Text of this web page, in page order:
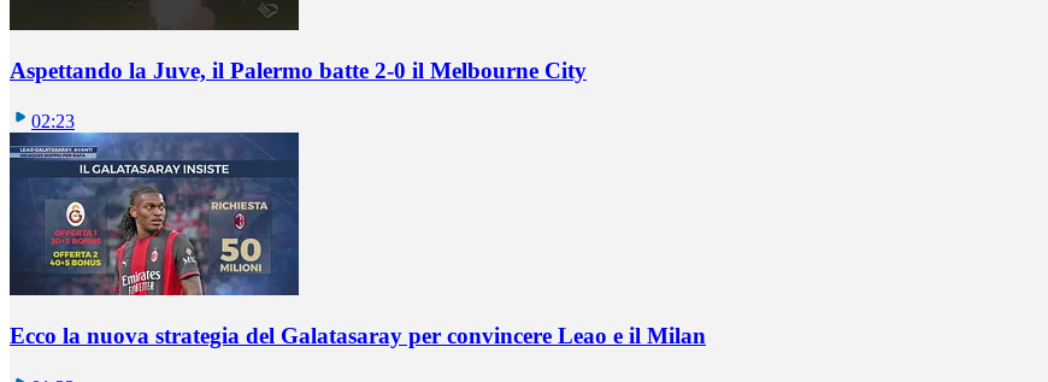
Aspettando la Juve, il Palermo batte 2-0 il Melbourne City
02:23
Ecco la nuova strategia del Galatasaray per convincere Leao e il Milan